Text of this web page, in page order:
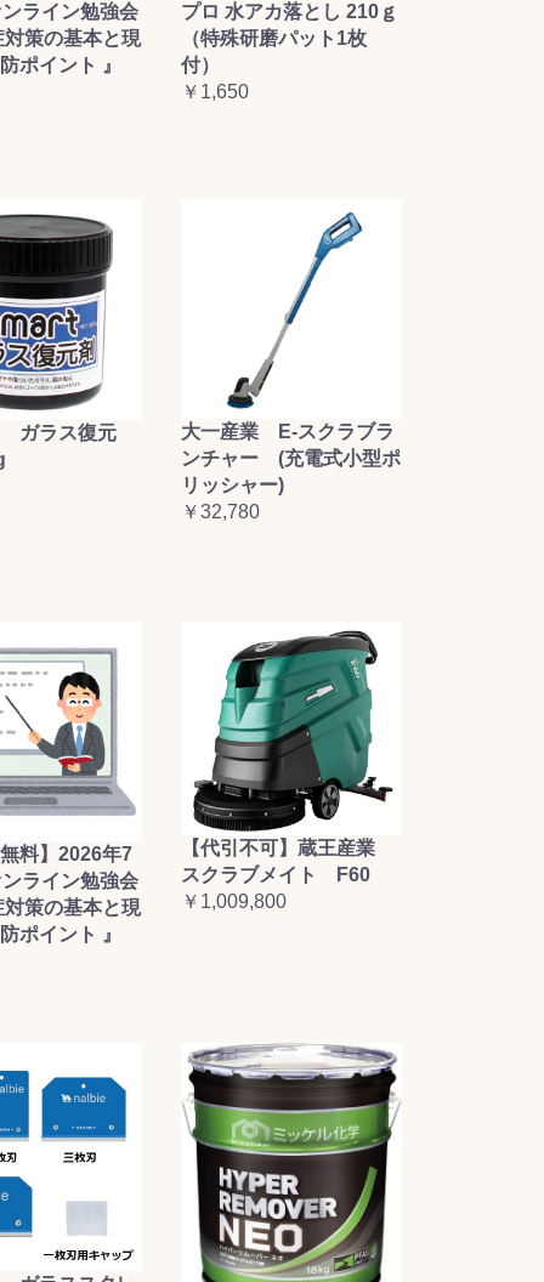
ライン勉強会
対策の基本と現
ポイント 』
プロ 水アカ落とし 210ｇ
（特殊研磨パット1枚
付）
￥1,650
ガラス復元
大一産業 E-スクラブラ
ンチャー (充電式小型ポ
リッシャー)
￥32,780
無料】2026年7
ライン勉強会
対策の基本と現
ポイント 』
【代引不可】蔵王産業
スクラブメイト F60
￥1,009,800